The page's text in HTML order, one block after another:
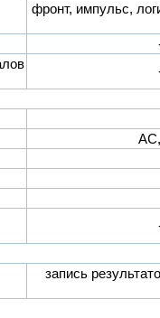
фронт, импульс,
запись